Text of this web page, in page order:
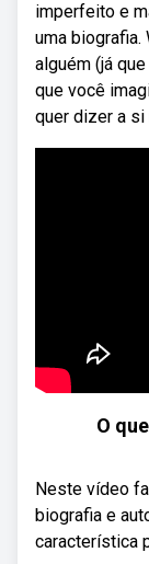
imperfeito e
uma
alguém (já
que você
quer dizer a si
O
Neste vídeo
biografia e
característica